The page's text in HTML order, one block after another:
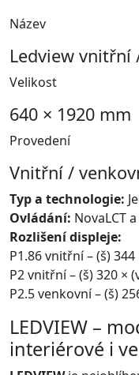
Název
Ledview vnitřní
Velikost
640 × 1920 mm
Provedení
Vnitřní /
Typ a technologie:
Ovládání: NovaLCT
Rozlišení displeje:
P1.86 vnitřní – (š) 344
P2 vnitřní – (š) 320 ×
P2.5 venkovní – (š)
LEDVIEW –
interiérové i